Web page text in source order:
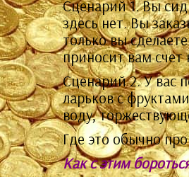
Сценарий 1. Вы
здесь нет. Вы
только вы
приносит вам счет
Сценарий 2. У вас
ларьков с
воду,
Где это обычно
Как с этим